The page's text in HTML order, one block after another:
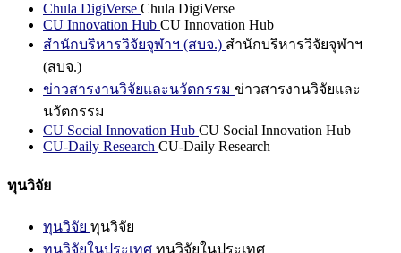
Chula DigiVerse Chula DigiVerse
CU Innovation Hub CU Innovation Hub
สำนักบริหารวิจัยจุฬาฯ (สบจ.) สำนักบริหารวิจัยจุฬาฯ
(สบจ.)
ข่าวสารงานวิจัยและนวัตกรรม ข่าวสารงานวิจัยและ
นวัตกรรม
CU Social Innovation Hub CU Social Innovation Hub
CU-Daily Research CU-Daily Research
ทุนวิจัย
ทุนวิจัย ทุนวิจัย
ทุนวิจัยในประเทศ ทุนวิจัยในประเทศ